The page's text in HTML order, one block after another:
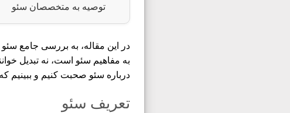
توصیه به متخصصان سئو
در این مقاله، به بررسی جامع
به مفاهیم سئو است، نه تبدیل
درباره سئو صحبت کنیم و ببینیم
تعریف سئو